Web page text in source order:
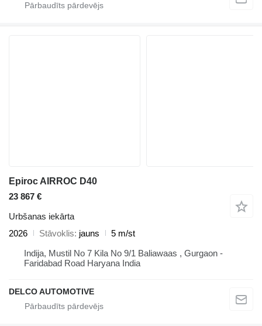
Epiroc AIRROC D40
23 867 €
Urbšanas iekārta
2026
Stāvoklis jauns
5 m/st
Indija, Mustil No 7 Kila No 9/1 Baliawaas , Gurgaon -
Faridabad Road Haryana India
DELCO AUTOMOTIVE